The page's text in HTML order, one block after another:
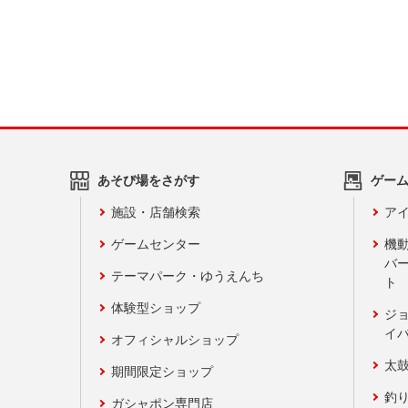
あそび場をさがす
施設・店舗検索
ゲームセンター
テーマパーク・ゆうえんち
体験型ショップ
オフィシャルショップ
期間限定ショップ
ガシャポン専門店
ゲー
ア
機
バ
ト
ジ
イ
太
釣